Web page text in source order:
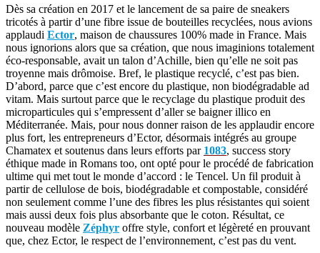
Dès sa création en 2017 et le lancement de sa paire de sneakers
tricotés à partir d’une fibre issue de bouteilles recyclées, nous avions
applaudi Ector, maison de chaussures 100% made in France. Mais
nous ignorions alors que sa création, que nous imaginions totalement
éco-responsable, avait un talon d’Achille, bien qu’elle ne soit pas
troyenne mais drômoise. Bref, le plastique recyclé, c’est pas bien.
D’abord, parce que c’est encore du plastique, non biodégradable ad
vitam. Mais surtout parce que le recyclage du plastique produit des
microparticules qui s’empressent d’aller se baigner illico en
Méditerranée. Mais, pour nous donner raison de les applaudir encore
plus fort, les entrepreneurs d’Ector, désormais intégrés au groupe
Chamatex et soutenus dans leurs efforts par 1083, success story
éthique made in Romans too, ont opté pour le procédé de fabrication
ultime qui met tout le monde d’accord : le Tencel. Un fil produit à
partir de cellulose de bois, biodégradable et compostable, considéré
non seulement comme l’une des fibres les plus résistantes qui soient
mais aussi deux fois plus absorbante que le coton. Résultat, ce
nouveau modèle Zéphyr offre style, confort et légèreté en prouvant
que, chez Ector, le respect de l’environnement, c’est pas du vent.